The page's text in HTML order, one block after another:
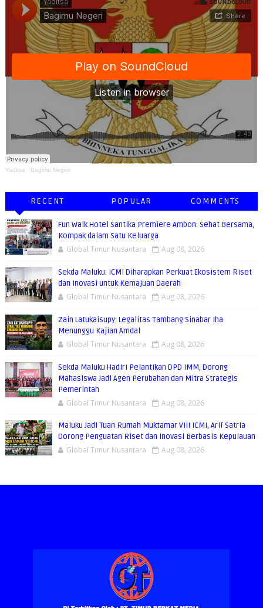
Yaditsa · Bagimu Negeri
RECENT POPULAR COMMENTS
Fun Walk Hotel Santika Premiere Ambon: Sehat Bersama,
Kompak dalam Satu Keluarga
Global Timur Nusantara Aug 08, 2026
Sekda Maluku: ICMI Diharapkan Perkuat Ekosistem Riset
dan Inovasi untuk Kemajuan Daerah
Global Timur Nusantara Aug 08, 2026
Zain Latukaisupy: Legalitas Tambang Sinabar Iha
Menunggu Kajian Amdal
Global Timur Nusantara Aug 08, 2026
Sekda Maluku Hadiri Pelantikan DPD IMM, Dorong
Mahasiswa Jadi Agen Perubahan dan Mitra Strategis
Pemerintah
Global Timur Nusantara Aug 08, 2026
Maluku Jadi Tuan Rumah Muktamar VIII ICMI, Arif Satria
Dorong Penguatan Riset dan Inovasi Berbasis Kepulauan
Global Timur Nusantara Aug 08, 2026